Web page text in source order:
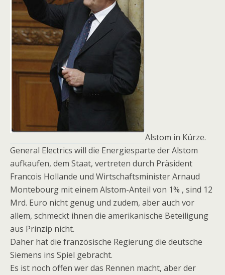
Alstom in Kürze.
General Electrics will die Energiesparte der Alstom
aufkaufen, dem Staat, vertreten durch Präsident
Francois Hollande und Wirtschaftsminister Arnaud
Montebourg mit einem Alstom-Anteil von 1% , sind 12
Mrd. Euro nicht genug und zudem, aber auch vor
allem, schmeckt ihnen die amerikanische Beteiligung
aus Prinzip nicht.
Daher hat die französische Regierung die deutsche
Siemens ins Spiel gebracht.
Es ist noch offen wer das Rennen macht, aber der